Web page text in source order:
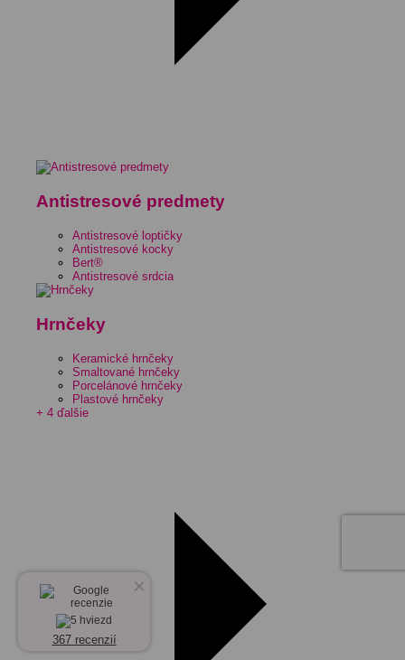
Antistresové predmety
Antistresové loptičky
Antistresové kocky
Bert®
Antistresové srdcia
Hrnčeky
Keramické hrnčeky
Smaltované hrnčeky
Porcelánové hrnčeky
Plastové hrnčeky
+ 4 ďalšie
×
367 recenzií